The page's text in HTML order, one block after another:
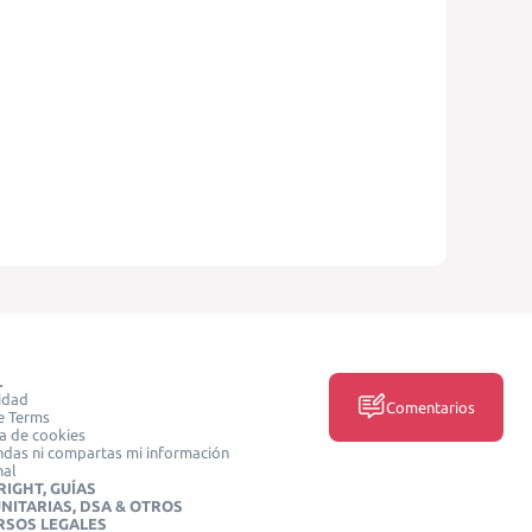
Terms
de cookies
ni compartas mi información
GUÍAS
DSA & OTROS
LEGALES
Comentarios